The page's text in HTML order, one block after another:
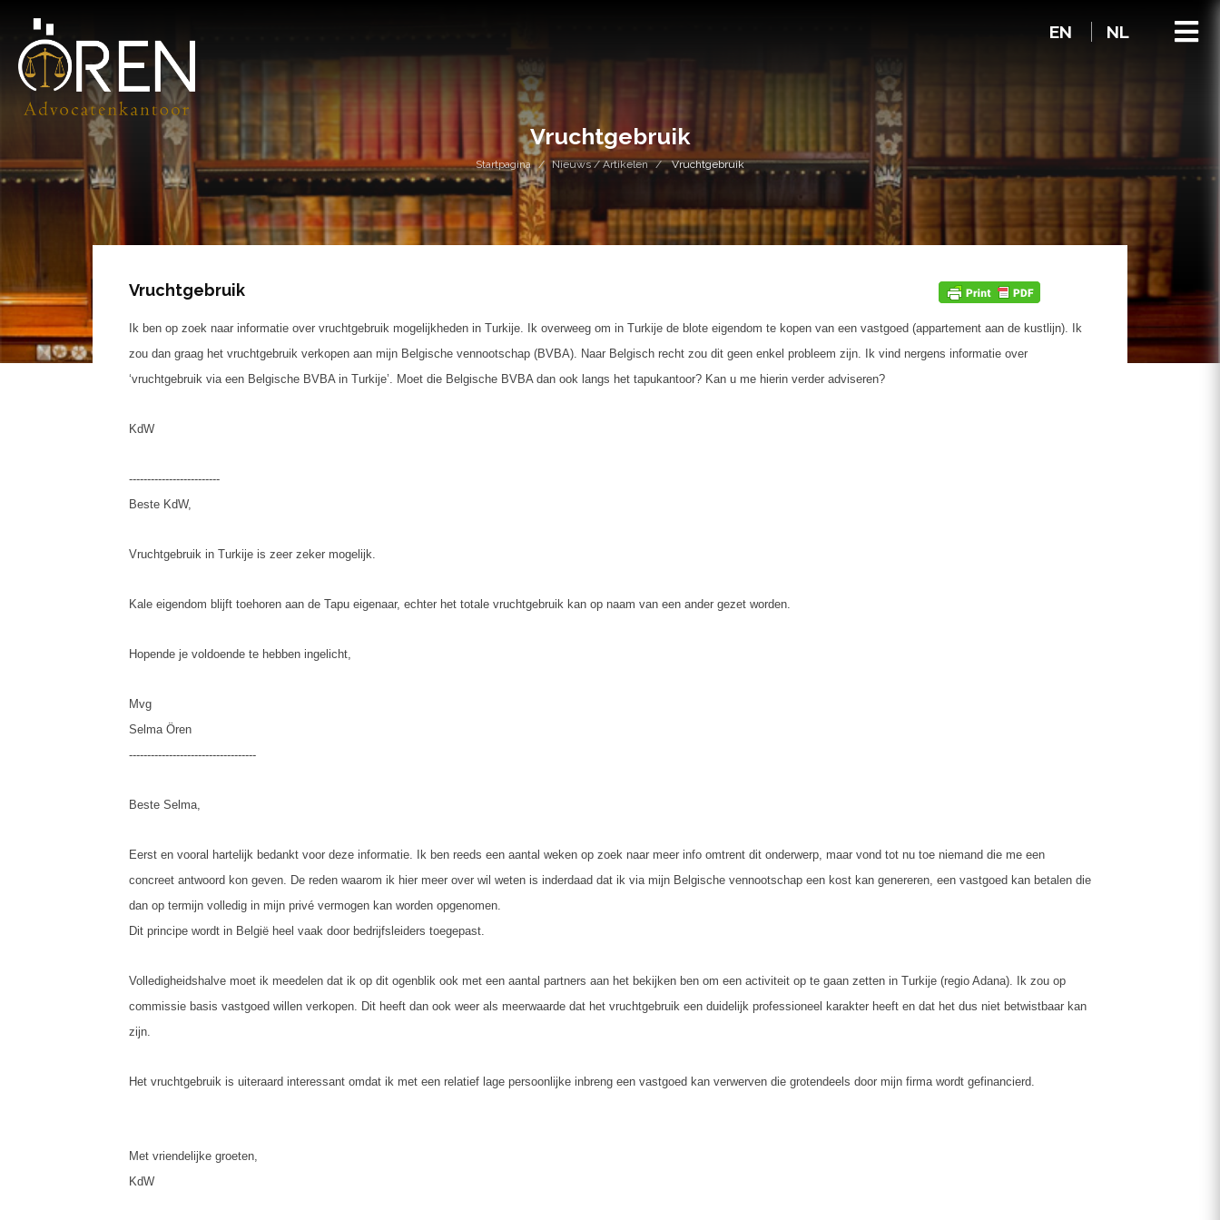
EN NL
Vruchtgebruik
Startpagina Nieuws / Artikelen Vruchtgebruik
Vruchtgebruik
Ik ben op zoek naar informatie over vruchtgebruik mogelijkheden in Turkije. Ik overweeg om in Turkije de blote eigendom te kopen van een vastgoed (appartement aan de kustlijn). Ik
zou dan graag het vruchtgebruik verkopen aan mijn Belgische vennootschap (BVBA). Naar Belgisch recht zou dit geen enkel probleem zijn. Ik vind nergens informatie over
‘vruchtgebruik via een Belgische BVBA in Turkije’. Moet die Belgische BVBA dan ook langs het tapukantoor? Kan u me hierin verder adviseren?
KdW
-------------------------
Beste KdW,
Vruchtgebruik in Turkije is zeer zeker mogelijk.
Kale eigendom blijft toehoren aan de Tapu eigenaar, echter het totale vruchtgebruik kan op naam van een ander gezet worden.
Hopende je voldoende te hebben ingelicht,
Mvg
Selma Ören
-----------------------------------
Beste Selma,
Eerst en vooral hartelijk bedankt voor deze informatie. Ik ben reeds een aantal weken op zoek naar meer info omtrent dit onderwerp, maar vond tot nu toe niemand die me een
concreet antwoord kon geven. De reden waarom ik hier meer over wil weten is inderdaad dat ik via mijn Belgische vennootschap een kost kan genereren, een vastgoed kan betalen die
dan op termijn volledig in mijn privé vermogen kan worden opgenomen.
Dit principe wordt in België heel vaak door bedrijfsleiders toegepast.
Volledigheidshalve moet ik meedelen dat ik op dit ogenblik ook met een aantal partners aan het bekijken ben om een activiteit op te gaan zetten in Turkije (regio Adana). Ik zou op
commissie basis vastgoed willen verkopen. Dit heeft dan ook weer als meerwaarde dat het vruchtgebruik een duidelijk professioneel karakter heeft en dat het dus niet betwistbaar kan
zijn.
Het vruchtgebruik is uiteraard interessant omdat ik met een relatief lage persoonlijke inbreng een vastgoed kan verwerven die grotendeels door mijn firma wordt gefinancierd.
Met vriendelijke groeten,
KdW